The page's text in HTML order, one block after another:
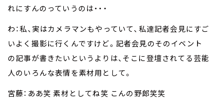
れにすんのっていうのは・・・
わ：私、実はカメラマンもやっていて、私達記者会見にすご
いよく撮影に行くんですけど。記者会見のそのイベント
の記事が書きたいというよりは、そこに登壇されてる芸能
人のいろんな表情を素材用として。
宮藤：ああ笑 素材としてね笑 こんの野郎笑笑